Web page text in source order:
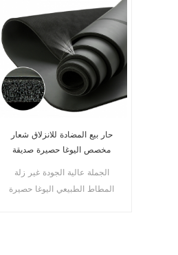
حار بيع المضادة للانزلاق شعار
مخصص اليوغا حصيرة صديقة
الطبيعي اليوغا حصيرة
الجملة عالية الجودة غير زلة
المطاط الطبيعي اليوغا حصيرة